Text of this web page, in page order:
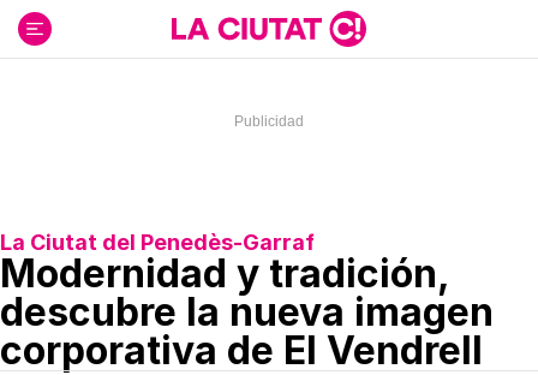
contenido
La Ciutat del Penedès-Garraf
Modernidad y tradición,
descubre la nueva imagen
corporativa de El Vendrell